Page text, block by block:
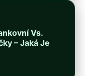
Vs.
– Jaká Je